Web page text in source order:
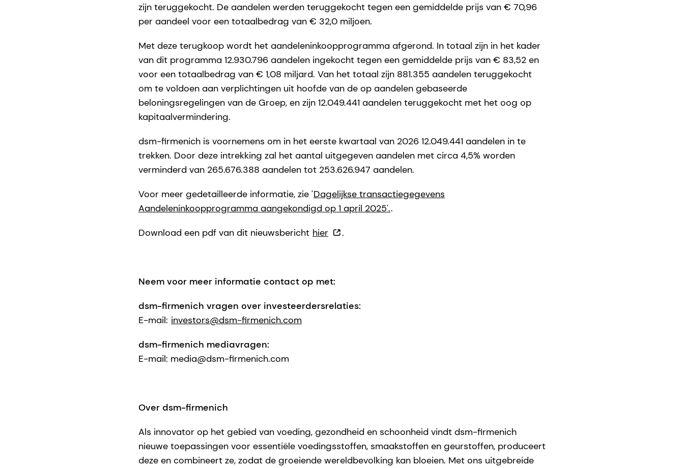
zijn teruggekocht. De aandelen werden teruggekocht tegen een gemiddelde prijs van € 70,96
per aandeel voor een totaalbedrag van € 32,0 miljoen.
Met deze terugkoop wordt het aandeleninkoopprogramma afgerond. In totaal zijn in het kader
van dit programma 12.930.796 aandelen ingekocht tegen een gemiddelde prijs van € 83,52 en
voor een totaalbedrag van € 1,08 miljard. Van het totaal zijn 881.355 aandelen teruggekocht
om te voldoen aan verplichtingen uit hoofde van de op aandelen gebaseerde
beloningsregelingen van de Groep, en zijn 12.049.441 aandelen teruggekocht met het oog op
kapitaalvermindering.
dsm-firmenich is voornemens om in het eerste kwartaal van 2026 12.049.441 aandelen in te
trekken. Door deze intrekking zal het aantal uitgegeven aandelen met circa 4,5% worden
verminderd van 265.676.388 aandelen tot 253.626.947 aandelen.
Voor meer gedetailleerde informatie, zie 'Dagelijkse transactiegegevens
Aandeleninkoopprogramma aangekondigd op 1 april 2025'..
Download een pdf van dit nieuwsbericht hier .
Neem voor meer informatie contact op met:
dsm-firmenich vragen over investeerdersrelaties:
E-mail: investors@dsm-firmenich.com
dsm-firmenich mediavragen:
E-mail: media@dsm-firmenich.com
Over dsm-firmenich
Als innovator op het gebied van voeding, gezondheid en schoonheid vindt dsm-firmenich
nieuwe toepassingen voor essentiële voedingsstoffen, smaakstoffen en geurstoffen, produceert
deze en combineert ze, zodat de groeiende wereldbevolking kan bloeien. Met ons uitgebreide